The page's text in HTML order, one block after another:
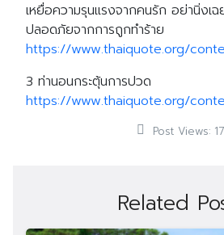
เหยื่อความรุนแรงจากคนรัก อย่านิ่งเฉ
ปลอดภัยจากการถูกทำร้าย
https://www.thaiquote.org/
3 ท่านอนกระตุ้นการปวด
https://www.thaiquote.org/
Post Views:
Related